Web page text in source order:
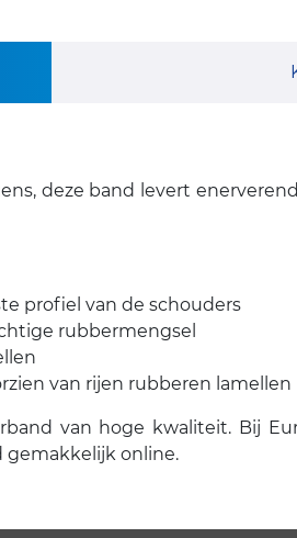
deze band levert
profiel van de schouders
rubbermengsel
van rijen rubberen lamellen
van hoge kwaliteit. Bij
gemakkelijk online.